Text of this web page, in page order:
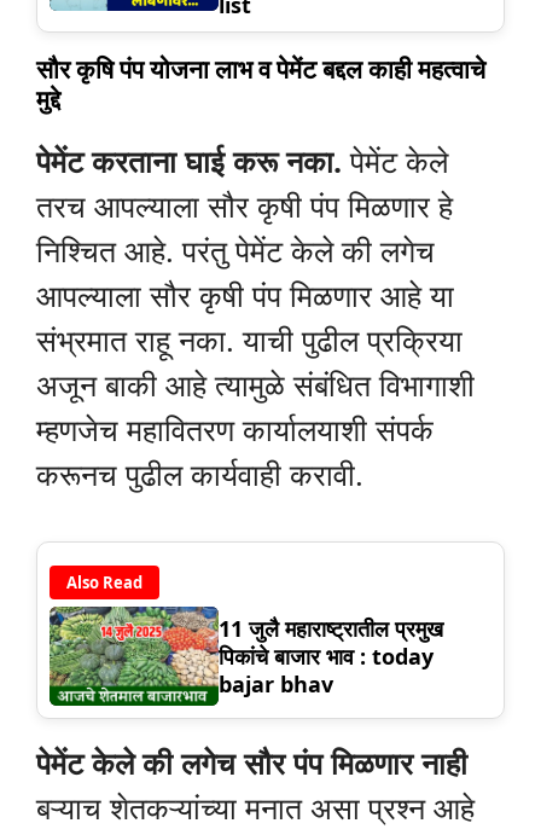
सौर कृषि पंप योजना लाभ व पेमेंट बद्दल काही महत्वाचे
मुद्दे
पेमेंट करताना घाई करू नका. पेमेंट केले
तरच आपल्याला सौर कृषी पंप मिळणार हे
निश्चित आहे. परंतु पेमेंट केले की लगेच
आपल्याला सौर कृषी पंप मिळणार आहे या
संभ्रमात राहू नका. याची पुढील प्रक्रिया
अजून बाकी आहे त्यामुळे संबंधित विभागाशी
म्हणजेच महावितरण कार्यालयाशी संपर्क
करूनच पुढील कार्यवाही करावी.
Also Read
11 जुलै महाराष्ट्रातील प्रमुख
पिकांचे बाजार भाव : today
bajar bhav
पेमेंट केले की लगेच सौर पंप मिळणार नाही
बऱ्याच शेतकऱ्यांच्या मनात असा प्रश्न आहे